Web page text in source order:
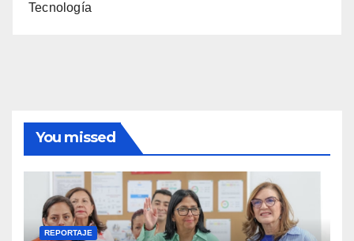
Tecnología
You missed
REPORTAJE